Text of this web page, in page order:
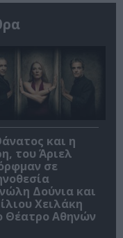
και η
του Άριελ
σε
Δούνια και
Χειλάκη
Θέατρο Αθηνών